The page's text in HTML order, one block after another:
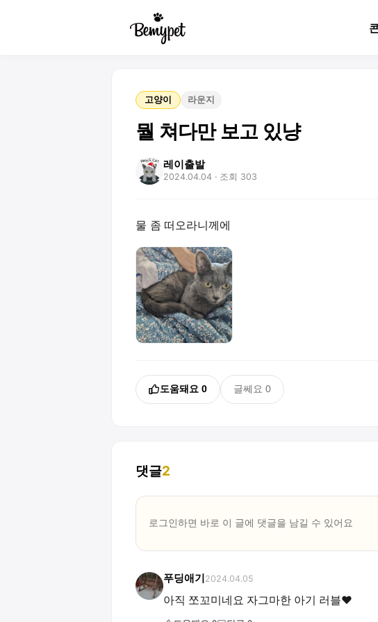
고양이 라운지
뭘 쳐다만 보고 있냥
레이출발
2024.04.04 · 조회 303
물 좀 떠오라니께에
도움돼요 0 글쎄요 0
댓글2
로그인하면 바로 이 글에 댓글을 남길 수 있어요
푸딩애기 2024.04.05
아직 쪼꼬미네요 자그마한 아기 러블❤️